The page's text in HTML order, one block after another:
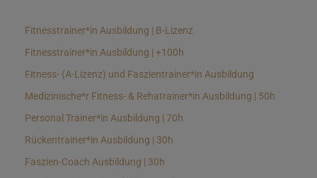
Fitnesstrainer*in Ausbildung | B-Lizenz
Fitnesstrainer*in Ausbildung | +100h
Fitness- (A-Lizenz) und Faszientrainer*in Ausbildung
Medizinische*r Fitness- & Rehatrainer*in Ausbildung | 50h
Personal Trainer*in Ausbildung | 70h
Rückentrainer*in Ausbildung | 30h
Faszien-Coach Ausbildung | 30h